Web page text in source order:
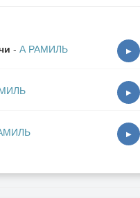
- А РАМИЛЬ ▶
▶
▶